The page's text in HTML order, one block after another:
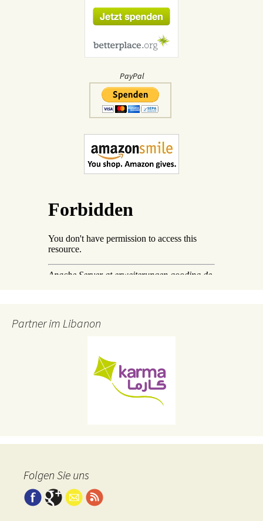
PayPal
Partner im Libanon
Folgen Sie uns